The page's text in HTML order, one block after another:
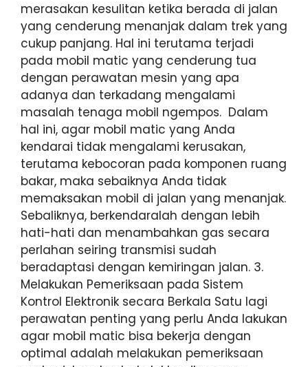
merasakan kesulitan ketika berada di jalan
yang cenderung menanjak dalam trek yang
cukup panjang. Hal ini terutama terjadi
pada mobil matic yang cenderung tua
dengan perawatan mesin yang apa
adanya dan terkadang mengalami
masalah tenaga mobil ngempos. Dalam
hal ini, agar mobil matic yang Anda
kendarai tidak mengalami kerusakan,
terutama kebocoran pada komponen ruang
bakar, maka sebaiknya Anda tidak
memaksakan mobil di jalan yang menanjak.
Sebaliknya, berkendaralah dengan lebih
hati-hati dan menambahkan gas secara
perlahan seiring transmisi sudah
beradaptasi dengan kemiringan jalan. 3.
Melakukan Pemeriksaan pada Sistem
Kontrol Elektronik secara Berkala Satu lagi
perawatan penting yang perlu Anda lakukan
agar mobil matic bisa bekerja dengan
optimal adalah melakukan pemeriksaan